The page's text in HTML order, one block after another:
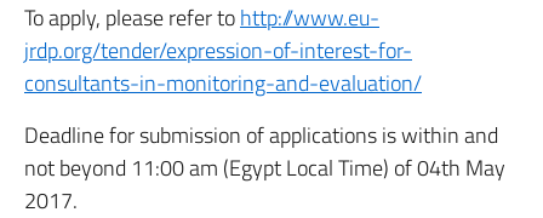
To apply, please refer tohttp://www.eu-
jrdp.org/tender/expression-of-interest-for-
consultants-in-monitoring-and-evaluation/
Deadline for submission of applications is within and
not beyond 11:00 am (Egypt Local Time) of 04th May
2017.